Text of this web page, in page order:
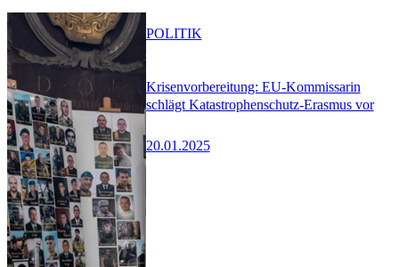
Krisenvorbereitung: EU-Kommissarin
schlägt Katastrophenschutz-Erasmus vor
20.01.2025
POLITIK